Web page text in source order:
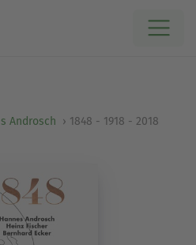
Androsch 1848 - 1918 - 2018